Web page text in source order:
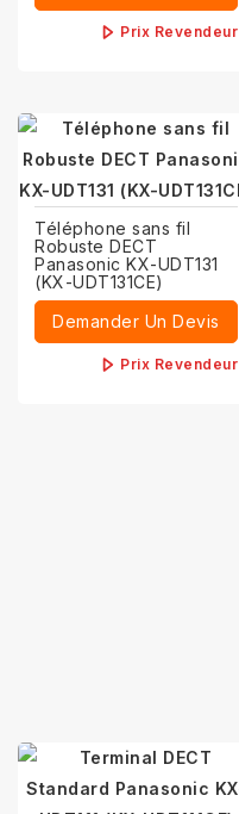
Prix Revendeur
Téléphone sans fil
Robuste DECT
Panasonic KX-UDT131
(KX-UDT131CE)
Demander Un Devis
Prix Revendeur